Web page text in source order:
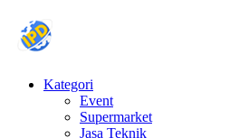
Kategori
Event
Supermarket
Jasa Teknik